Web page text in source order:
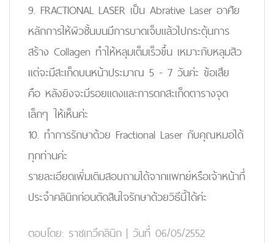
9. FRACTIONAL LASER เป็น Abrative Laser อาศัย
หลักการให้ผิวชั้นบนมีการบาดเจ็บแล้วไปกระตุ้นการ
สร้าง Collagen ทำให้หลุมเต็มเร็วขึ้น เหมาะกับหลุมสิว
แต่จะมีสะเก็ดบนหน้าประมาณ 5 - 7 วันค่ะ ข้อเสีย
คือ หลังยิงจะมีรอยแดงและการตกสะเก็ดตารางจุด
เล็กๆ ให้เห็นค่ะ
10. ทำการรักษาด้วย Fractional Laser กับคุณหมอได้
ทุกท่านค่ะ
รายละเอียดเพิ่มเติมสอบถามได้จากแพทย์หรือเจ้าหน้าที่
ประจำคลินิกก่อนตัดสินใจรักษาด้วยวิธีนี้ได้ค่ะ
ตอบโดย: ราชเทวีคลินิก | วันที่ 06/05/2552